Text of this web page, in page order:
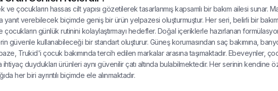
çocukların hassas cilt yapısı gözetilerek tasarlanmış kapsamlı bir bakım ailesi sunar.
yanıt verebilecek biçimde geniş bir ürün yelpazesi oluşturmuştur. Her seri, belirli bir
günlük rutinini kolaylaştırmayı hedefler. Doğal içeriklerle hazırlanan
güvenle kullanabileceği bir standart oluşturur. Güneş korumasından saç bakımına,
Trukid'i çocuk bakımında tercih edilen markalar arasına taşımaktadır. Ebeveynler,
duydukları ürünleri aynı güvenilir çatı altında bulabilmektedir. Her serinin kendine
her biri ayrıntılı biçimde ele alınmaktadır.